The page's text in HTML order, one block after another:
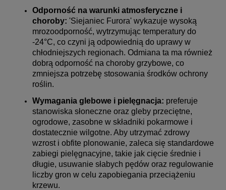
Odporność na warunki atmosferyczne i
choroby: 'Siejaniec Furora' wykazuje wysoką
mrozoodporność, wytrzymując temperatury do
-24°C, co czyni ją odpowiednią do uprawy w
chłodniejszych regionach. Odmiana ta ma również
dobrą odporność na choroby grzybowe, co
zmniejsza potrzebę stosowania środków ochrony
roślin.
Wymagania glebowe i pielęgnacja: preferuje
stanowiska słoneczne oraz gleby przeciętne,
ogrodowe, zasobne w składniki pokarmowe i
dostatecznie wilgotne. Aby utrzymać zdrowy
wzrost i obfite plonowanie, zaleca się standardowe
zabiegi pielęgnacyjne, takie jak cięcie średnie i
długie, usuwanie słabych pędów oraz regulowanie
liczby gron w celu zapobiegania przeciążeniu
krzewu.